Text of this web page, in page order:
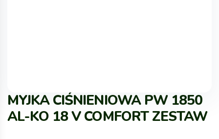
MYJKA CIŚNIENIOWA PW 1850
AL-KO 18 V COMFORT ZESTAW